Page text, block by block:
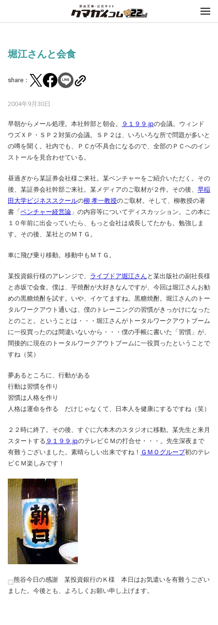
堀江さんと会食
share：
2004年9月30日
早朝からメール処理。本社幹部と朝会。 ９１９９.jpの会議。ウィンド
ウズＸＰ・ＳＰ２対策の会議。ＳＰ２は、いろいろな所で問題が多いと
の噂を聞く。社内でも、ＰＣが不具合になるので、全部のＰＣへのイン
ストールを見合わせている。
昼過ぎから某証券会社様ご来社。某ベンチャーをご紹介いただく。その
後、某証券会社幹部ご来社。某メディアのご取材が２件。その後、 早稲
田大学ビジネススクールの柳 孝一教授のご取材。そして、柳教授の著
書「 ベンチャー経営論 」の内容等についてディスカッション。この本に
１０年前に出会っていたら、もっと会社は成長してたかも。勉強しま
す。その後、某社とのＭＴＧ。
車に飛び乗り移動。移動中もＭＴＧ。
某投資銀行様のアレンジで、 ライブドア堀江さん と某出版社の副社長様
と赤坂で会食。僕は、芋焼酎が大好きなんですが、今回は堀江さんお勧
めの黒糖焼酎を試す。いや、イケてますね。黒糖焼酎。堀江さんのトー
タルワークアウト通いは、僕のトレーニングの習慣がきっかけになった
とのこと。ということは・・・堀江さんがトータルワークアウトブーム
に一役買ったのは間違いないから・・・僕の手帳に書いた「習慣」が、
間接的に現在のトータルワークアウトブームに一役買ったということで
すね（笑）
夢あるところに、行動がある
行動は習慣を作り
習慣は人格を作り
人格は運命を作る だけじゃなくて、日本人を健康にするですね（笑）
２２時に終了。その後、すぐに六本木のスタジオに移動。某先生と来月
スタートする ９１９９.jpのテレビＣＭの打合せ・・・。先生深夜まで
有難うございました。素晴らしい出来ですね！ ＧＭＯグループ初のテレ
ビＣＭ楽しみです！
熊谷今日の感謝 某投資銀行のＫ様 本日はお気遣いを有難うござい
ました。今後とも、よろしくお願い申し上げます。